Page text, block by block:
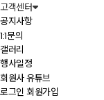
고객센터
공지사항
1:1문의
갤러리
행사일정
회원사 유튜브
로그인 회원가입